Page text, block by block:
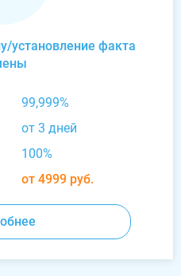
установление факта
99,999%
от 3 дней
100%
от 4999 руб.